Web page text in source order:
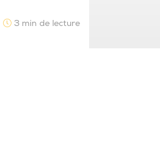
3 min de lecture